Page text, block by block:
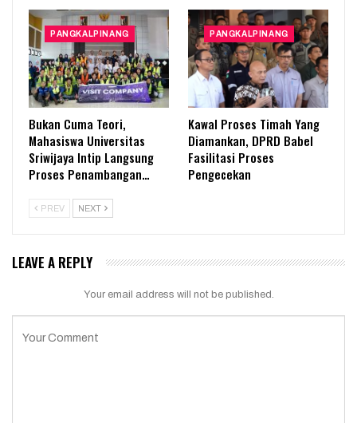
PANGKALPINANG
Bukan Cuma Teori,
Mahasiswa Universitas
Sriwijaya Intip Langsung
Proses Penambangan…
PANGKALPINANG
Kawal Proses Timah Yang
Diamankan, DPRD Babel
Fasilitasi Proses
Pengecekan
PREV NEXT
LEAVE A REPLY
Your email address will not be published.